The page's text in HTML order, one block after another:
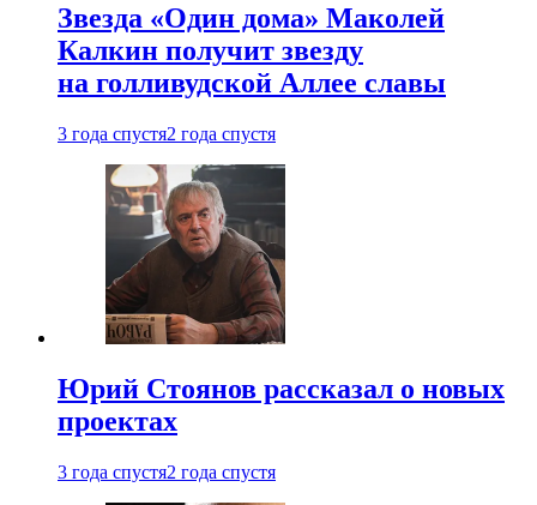
Звезда «Один дома» Маколей
Калкин получит звезду
на голливудской Аллее славы
3 года спустя2 года спустя
Юрий Стоянов рассказал о новых
проектах
3 года спустя2 года спустя